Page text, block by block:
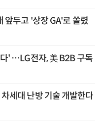
앞두고 '상장 GA'로 쏠렸
' …LG전자, 美 B2B 구독
세대 난방 기술 개발한다